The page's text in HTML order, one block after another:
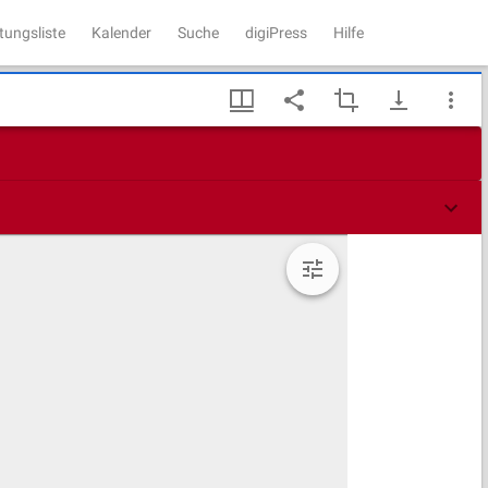
Kalender Suche digiPress Hilfe